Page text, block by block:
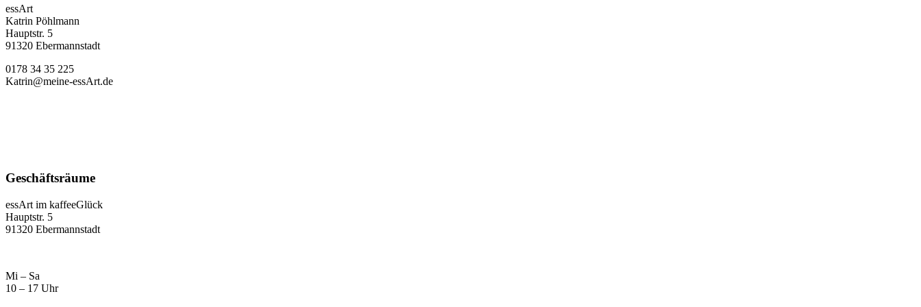
essArt
Katrin Pöhlmann
Hauptstr. 5
91320 Ebermannstadt
0178 34 35 225
Katrin@meine-essArt.de
Geschäftsräume
essArt im kaffeeGlück
Hauptstr. 5
91320 Ebermannstadt
Mi – Sa
10 – 17 Uhr